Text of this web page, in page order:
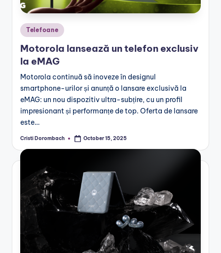
Posted
in
Telefoane
Motorola lansează un telefon exclusiv
la eMAG
Motorola continuă să inoveze în designul
smartphone-urilor și anunță o lansare exclusivă la
eMAG: un nou dispozitiv ultra-subțire, cu un profil
impresionant și performanțe de top. Oferta de lansare
este…
Posted
Cristi Dorombach October 15, 2025